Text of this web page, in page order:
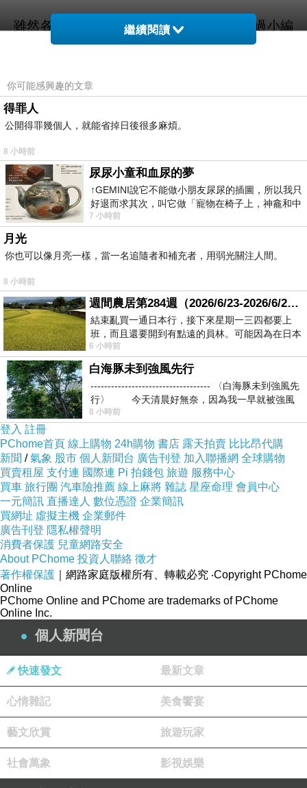
雖然各大網路購物通路大多有在販賣，不過小編
還是到奇摩和google搜尋查看一些評價、文章、
幫您整理出來在
有需要的網友們可以點擊下面按鈕即可獲得最新
的優惠折扣喔！
=>點此取得優惠<=
【TIME ART】靜音機芯三聯式時鐘 無框畫鐘 二畫一鐘掛鐘
30*30*2.5cmS3-462
現代創意時尚無框畫鐘.無框畫.圖案豐富多樣.佈置您的愛家.與臥室首選
商品
繼續閱讀
你可能感興趣的文章
得罪人
公開得罪幾個人，就能省掉日後很多麻煩。
8 小時前
尿尿小童和血尿的夢
↑GEMINI說它不能做小朋友尿尿的插圖，所以我只
好退而求其次，叫它做「寵物在椅子上，神龕和中
年人臉孔」的畫了。 六月底
7 小時前
月光
你也可以像月亮一樣，當一名追隨者和補充者，用弱光關注人間。
8 小時前
週間農居第284週（2026/6/23-2026/6/24) 夏至 金黃稻浪洋溢豐收喜悅
結束亂買一通日本行，接下來星期一三四都要上
班，而且還要開到有點遠的員林。可能因為在日本
花不少錢，星期一出門上班時，心裡沒有一
6 小時前
白海豚未到強風先行
----------------------------------- 〈白海豚未到強風先
行〉 今天清晨好無奈，因為我一早就被強風
8 小時前
登入 註冊
PChome首頁 線上購物 24h購物 書店 露天拍賣 比比昂代購
新聞 /氣象 股市 個人新聞台 廣告刊登 加入聯播網 全球購物
買賣租屋 支付連 國際連 Pi 拍錢包 旅遊 服務中心
買車 旅行團 汽車險推薦 線上麻將 雜誌 星座命理 會員中心
一元簡訊 直播達人 數位憑證 企業簡訊
買網址 虛擬主機 企業郵件
廣告刊登 隱私權聲明
消費者保護 兒童網路安全
About PChome 投資人聯絡 徵才
著作權保護 ｜網路家庭版權所有、轉載必究 ‧Copyright PChome
Online
PChome Online and PChome are trademarks of PChome
Online Inc.
個人新聞台
快速發文 最新文章
心情雜記 美食饗宴
藝文欣賞 旅遊玩家
社會萬象 影視娛樂